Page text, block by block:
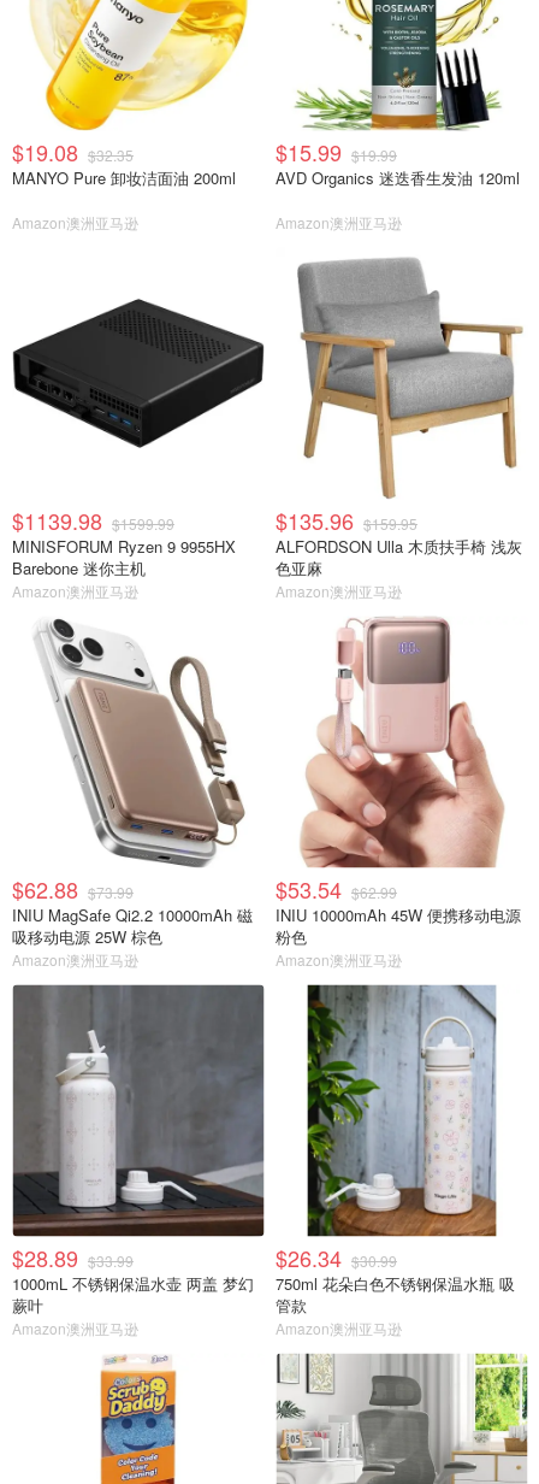
$19.08 $32.35
MANYO Pure 卸妆洁面油 200ml
Amazon澳洲亚马逊
$15.99 $19.99
AVD Organics 迷迭香生发油 120ml
Amazon澳洲亚马逊
$1139.98 $1599.99
MINISFORUM Ryzen 9 9955HX
Barebone 迷你主机
Amazon澳洲亚马逊
$135.96 $159.95
ALFORDSON Ulla 木质扶手椅 浅灰
色亚麻
Amazon澳洲亚马逊
$62.88 $73.99
INIU MagSafe Qi2.2 10000mAh 磁
吸移动电源 25W 棕色
Amazon澳洲亚马逊
$53.54 $62.99
INIU 10000mAh 45W 便携移动电源
粉色
Amazon澳洲亚马逊
$28.89 $33.99
1000mL 不锈钢保温水壶 两盖 梦幻
蕨叶
Amazon澳洲亚马逊
$26.34 $30.99
750ml 花朵白色不锈钢保温水瓶 吸
管款
Amazon澳洲亚马逊